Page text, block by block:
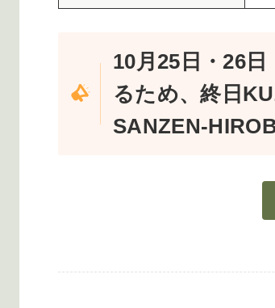
10月25日・26
るため、終日
SANZEN-